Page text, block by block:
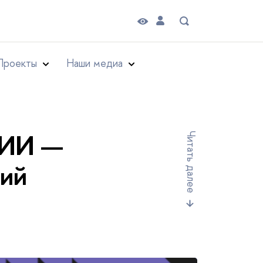
Наши медиа
ИИ —
Читать далее